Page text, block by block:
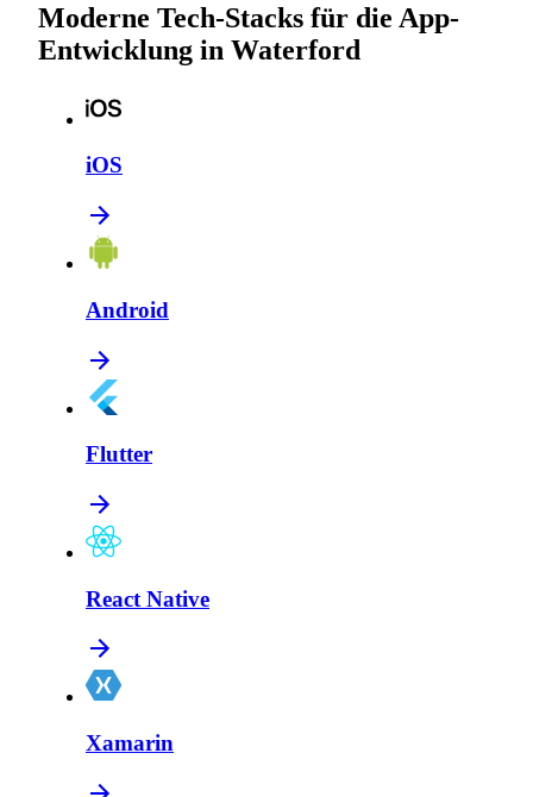
Moderne Tech-Stacks für die App-
Entwicklung in Waterford
iOS
Android
Flutter
React Native
Xamarin